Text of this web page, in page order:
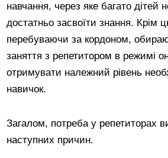
навчання, через яке багато дітей
достатньо засвоїти знання. Крім
перебуваючи за кордоном,
заняття з репетитором в режимі
отримувати належний рівень
навичок.
Загалом, потреба у репетиторах
наступних причин.